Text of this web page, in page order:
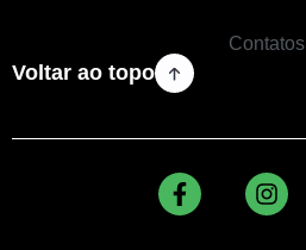
Contatos
Voltar ao topo